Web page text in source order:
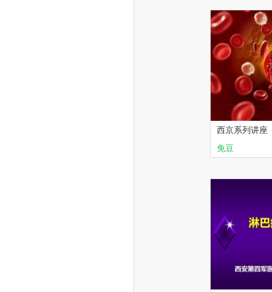
西京系列讲座
的惰性淋巴造
免豆